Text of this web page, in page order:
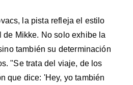
la pista refleja el estilo
Mikke. No solo exhibe la
también su determinación
"Se trata del viaje, de los
que dice: 'Hey, yo también